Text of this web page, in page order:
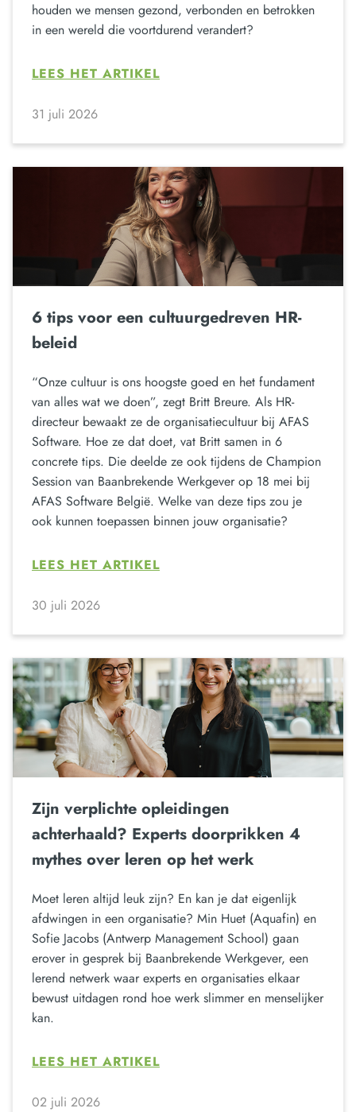
houden we mensen gezond, verbonden en betrokken
in een wereld die voortdurend verandert?
LEES HET ARTIKEL
31 juli 2026
6 tips voor een cultuurgedreven HR-
beleid
“Onze cultuur is ons hoogste goed en het fundament
van alles wat we doen”, zegt Britt Breure. Als HR-
directeur bewaakt ze de organisatiecultuur bij AFAS
Software. Hoe ze dat doet, vat Britt samen in 6
concrete tips. Die deelde ze ook tijdens de Champion
Session van Baanbrekende Werkgever op 18 mei bij
AFAS Software België. Welke van deze tips zou je
ook kunnen toepassen binnen jouw organisatie?
LEES HET ARTIKEL
30 juli 2026
Zijn verplichte opleidingen
achterhaald? Experts doorprikken 4
mythes over leren op het werk
Moet leren altijd leuk zijn? En kan je dat eigenlijk
afdwingen in een organisatie? Min Huet (Aquafin) en
Sofie Jacobs (Antwerp Management School) gaan
erover in gesprek bij Baanbrekende Werkgever, een
lerend netwerk waar experts en organisaties elkaar
bewust uitdagen rond hoe werk slimmer en menselijker
kan.
LEES HET ARTIKEL
02 juli 2026